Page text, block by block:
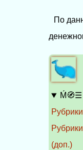
По
Ḿ🧭☰
Рубрики
Рубрики
(доп.)